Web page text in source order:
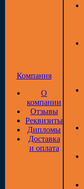
Компания
О
компании
Отзывы
Реквизиты
Дипломы
Доставка
и оплата